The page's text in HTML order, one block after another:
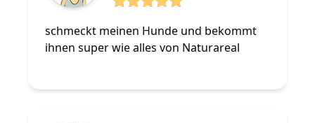
schmeckt meinen Hunde und bekommt
ihnen super wie alles von Naturareal